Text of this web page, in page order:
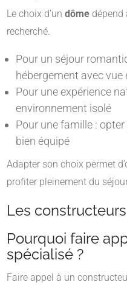
Le choix d’un dôme dépend
recherché.
Pour un séjour
hébergement avec
Pour une expérience
environnement isolé
Pour une famille :
bien équipé
Adapter son choix permet
profiter pleinement du
Les
Pourquoi faire
spécialisé ?
Faire appel à un